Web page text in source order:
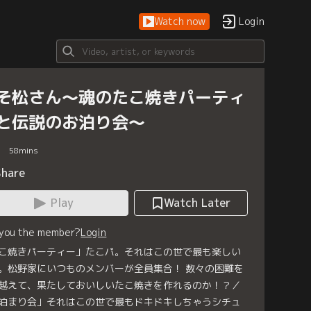
Watch now Login
松さん～魂のたこ焼きパーティ
伝説のお泊り会～
58mins
Play
Watch Later
the member?Login
焼きパーティー」たこパ。それはこの世で最も楽しい
松野家にいつものメンバーが全員集合！ 数々の困難を
えて、果たしておいしいたこ焼きを作れるのか！？／
まり会」それはこの世で最もドキドキしちゃうシチュ